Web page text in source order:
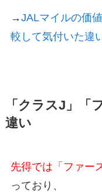
→JALマイルの価
較して気付いた違
「クラスJ」「
違い
先得では「ファー
っており、